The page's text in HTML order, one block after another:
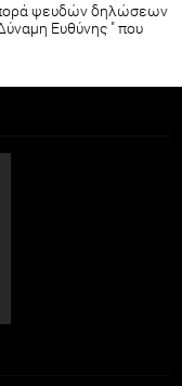
ψευδών δηλώσεων
Ευθύνης " που